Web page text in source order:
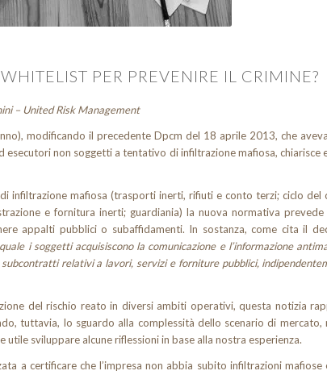
PER PREVENIRE IL CRIMINE?
– United Risk Management
modificando il precedente Dpcm del 18 aprile 2013, che
non soggetti a tentativo di infiltrazione mafiosa, chiarisce
infiltrazione mafiosa (trasporti inerti, rifiuti e conto terzi; ciclo del
e fornitura inerti; guardiania) la nuova normativa
appalti pubblici o subaffidamenti. In sostanza, come cita il
i soggetti acquisiscono la comunicazione e l’informazione
relativi a lavori, servizi e forniture pubblici,
del rischio reato in diversi ambiti operativi, questa notizia
tuttavia, lo sguardo alla complessità dello scenario di mercato,
sviluppare alcune riflessioni in base alla nostra esperienza.
a certificare che l’impresa non abbia subito infiltrazioni mafiose